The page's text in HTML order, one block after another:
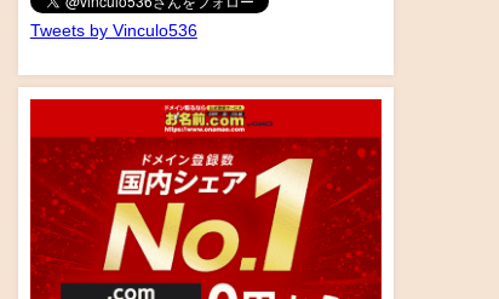
Tweets by Vinculo536